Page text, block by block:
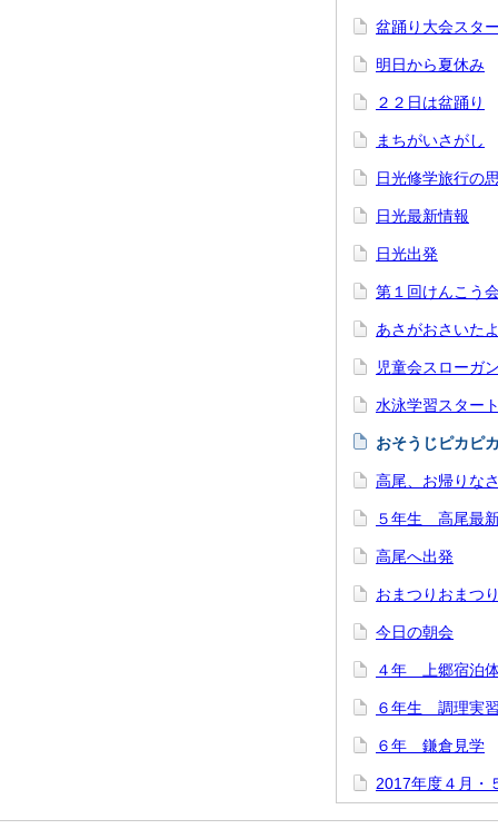
盆踊り大会スタ
明日から夏休み
２２日は盆踊り
まちがいさがし
日光修学旅行の
日光最新情報
日光出発
第１回けんこう
あさがおさいたよ
児童会スローガン
水泳学習スタート
おそうじピカピカ
高尾、お帰りな
５年生 高尾最
高尾へ出発
おまつりおまつり
今日の朝会
４年 上郷宿泊
６年生 調理実習
６年 鎌倉見学
2017年度４月・